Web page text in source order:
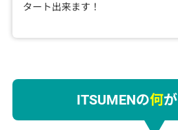
タート出来ます！
ITSUMENの何